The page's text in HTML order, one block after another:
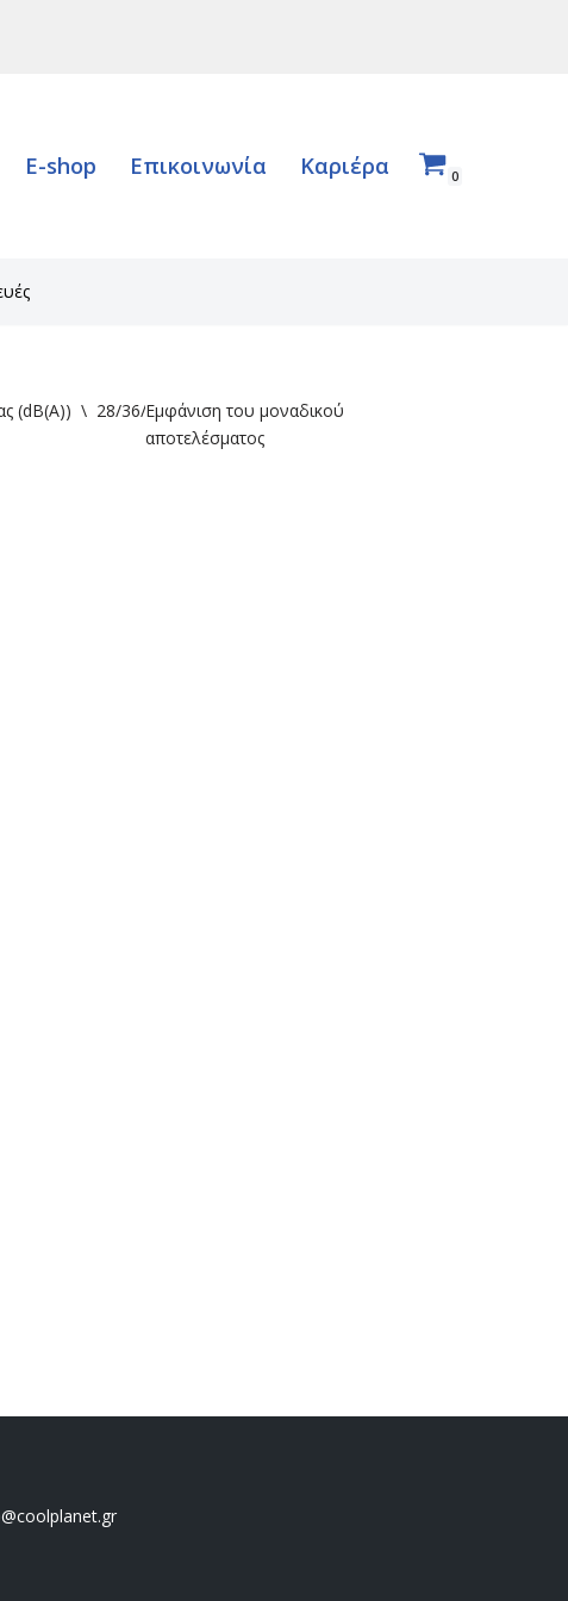
E-shop Επικοινωνία Καριέρα 0
(dB(A)) \ 28/36/40/45Εμφάνιση του μοναδικού
αποτελέσματος